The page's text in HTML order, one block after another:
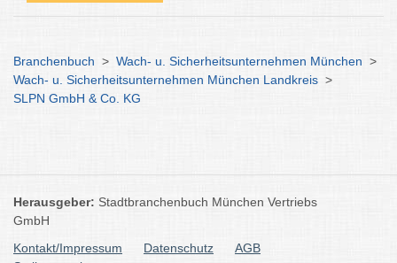
Branchenbuch > Wach- u. Sicherheitsunternehmen München >
Wach- u. Sicherheitsunternehmen München Landkreis >
SLPN GmbH & Co. KG
Herausgeber: Stadtbranchenbuch München Vertriebs
GmbH
Kontakt/Impressum
Datenschutz
AGB